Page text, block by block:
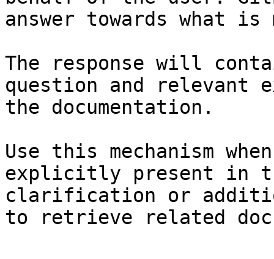
answer towards what
The response will
question and relevant
the documentation.
Use this mechanism
explicitly present in
clarification or